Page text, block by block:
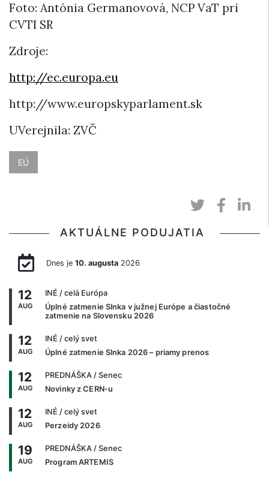
Foto: Antónia Germanovová, NCP VaT pri
CVTI SR
Zdroje:
http://ec.europa.eu
http://www.europskyparlament.sk
UVerejnila: ZVČ
EÚ
AKTUÁLNE PODUJATIA
Dnes je 10. augusta2026
12
AUG
INÉ / celá Európa
Úplné zatmenie Slnka v južnej Európe a čiastočné
zatmenie na Slovensku 2026
12
AUG
INÉ / celý svet
Úplné zatmenie Slnka 2026 – priamy prenos
12
AUG
PREDNÁŠKA / Senec
Novinky z CERN-u
12
AUG
INÉ / celý svet
Perzeidy 2026
19
AUG
PREDNÁŠKA / Senec
Program ARTEMIS